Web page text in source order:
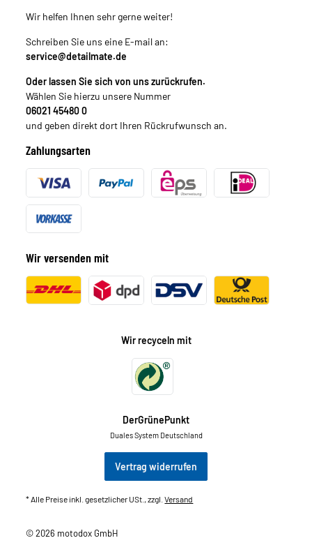
Wir helfen Ihnen sehr gerne weiter!
Schreiben Sie uns eine E-mail an:
service@detailmate.de
Oder lassen Sie sich von uns zurückrufen.
Wählen Sie hierzu unsere Nummer
06021 45480 0
und geben direkt dort Ihren Rückrufwunsch an.
Zahlungsarten
Wir versenden mit
Wir recyceln mit
DerGrünePunkt
Duales System Deutschland
Vertrag widerrufen
* Alle Preise inkl. gesetzlicher USt., zzgl.Versand
© 2026 motodox GmbH